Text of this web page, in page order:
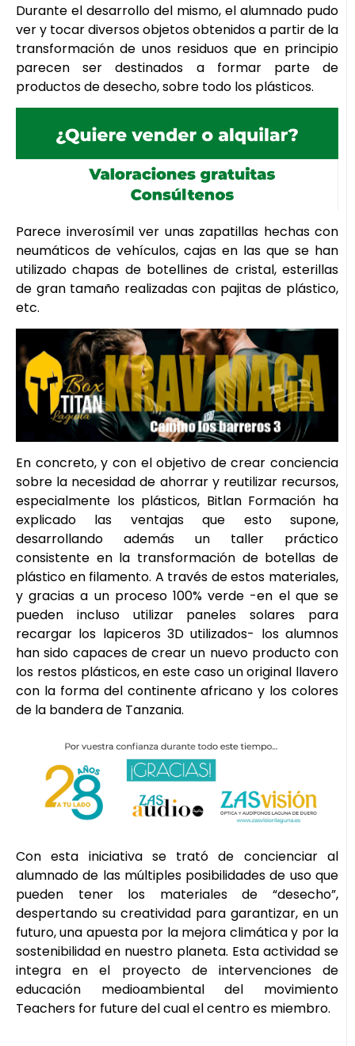
Durante el desarrollo del mismo, el alumnado pudo
ver y tocar diversos objetos obtenidos a partir de la
transformación de unos residuos que en principio
parecen ser destinados a formar parte de
productos de desecho, sobre todo los plásticos.
Parece inverosímil ver unas zapatillas hechas con
neumáticos de vehículos, cajas en las que se han
utilizado chapas de botellines de cristal, esterillas
de gran tamaño realizadas con pajitas de plástico,
etc.
En concreto, y con el objetivo de crear conciencia
sobre la necesidad de ahorrar y reutilizar recursos,
especialmente los plásticos, Bitlan Formación ha
explicado las ventajas que esto supone,
desarrollando además un taller práctico
consistente en la transformación de botellas de
plástico en filamento. A través de estos materiales,
y gracias a un proceso 100% verde -en el que se
pueden incluso utilizar paneles solares para
recargar los lapiceros 3D utilizados- los alumnos
han sido capaces de crear un nuevo producto con
los restos plásticos, en este caso un original llavero
con la forma del continente africano y los colores
de la bandera de Tanzania.
Con esta iniciativa se trató de concienciar al
alumnado de las múltiples posibilidades de uso que
pueden tener los materiales de “desecho”,
despertando su creatividad para garantizar, en un
futuro, una apuesta por la mejora climática y por la
sostenibilidad en nuestro planeta. Esta actividad se
integra en el proyecto de intervenciones de
educación medioambiental del movimiento
Teachers for future del cual el centro es miembro.